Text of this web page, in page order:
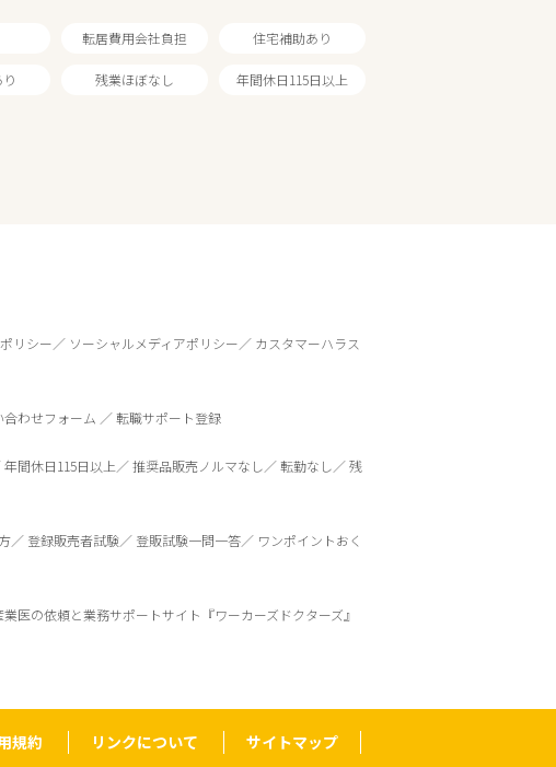
転居費用会社負担 住宅補助あり
残業ほぼなし 年間休日115日以上
リシー ソーシャルメディアポリシー
カスタマーハラス
わせフォーム 転職サポート登録
年間休日115日以上 推奨品販売ノルマなし 転勤なし
残
登録販売者試験 登販試験一問一答
ワンポイントおく
業医の依頼と業務サポートサイト『ワーカーズドクターズ』
規約 リンクについて サイトマップ